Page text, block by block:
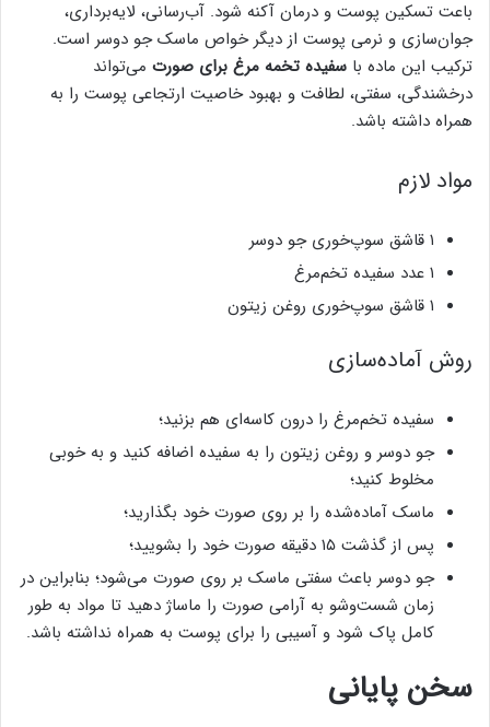
باعت تسکین پوست و درمان آکنه شود. آب‌رسانی، لایه‌برداری،
جوان‌سازی و نرمی پوست از دیگر خواص ماسک جو دوسر است.
ترکیب این ماده با سفیده تخمه مرغ برای صورت می‌تواند
درخشندگی، سفتی، لطافت و بهبود خاصیت ارتجاعی پوست را به
همراه داشته‌ باشد.
مواد لازم
۱ قاشق سوپ‌خوری جو دوسر
۱ عدد سفیده تخم‌مرغ
۱ قاشق سوپ‌خوری روغن زیتون
روش آماده‌سازی
سفیده تخم‌مرغ را درون کاسه‌ای هم بزنید؛
جو دوسر و روغن زیتون را به سفیده اضافه کنید و به خوبی
مخلوط کنید؛
ماسک آماده‌شده را بر روی صورت خود بگذارید؛
پس از گذشت ۱۵ دقیقه صورت خود را بشویید؛
جو دوسر باعث سفتی ماسک بر روی صورت می‌شود؛ بنابراین در
زمان شست‌وشو به آرامی صورت را ماساژ دهید تا مواد به طور
کامل پاک شود و آسیبی را برای پوست به همراه نداشته باشد.
سخن پایانی